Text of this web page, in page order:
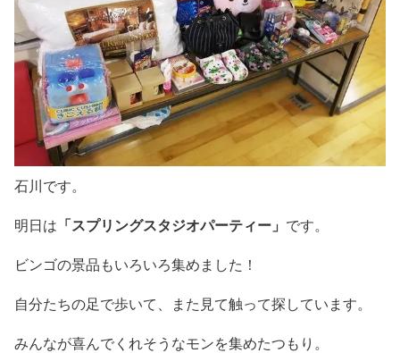
石川です。
明日は 「スプリングスタジオパーティー」 です。
ビンゴの景品もいろいろ集めました！
自分たちの足で歩いて、また見て触って探しています。
みんなが喜んでくれそうなモンを集めたつもり。